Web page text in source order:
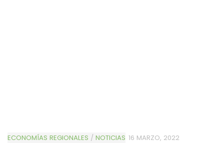
ECONOMÍAS REGIONALES / NOTICIAS 16 MARZO, 2022